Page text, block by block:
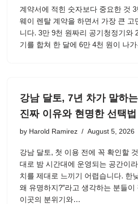
계약서에 적힌 숫자보다 중요한 것
웨이 렌탈 계약을 하면서 가장 큰 고
니다. 3만 9천 원짜리 공기청정기와
기를 합쳐 한 달에 6만 4천 원이 나
강남 달토, 7년 차가 말하
진짜 이유와 현명한 선택법
by Harold Ramirez August 5, 2026
강남 달토, 첫 이용 전에 꼭 확인할
대로 밤 시간대에 운영되는 공간이
치를 제대로 느끼기 어렵습니다. 한
왜 유명하지?”라고 생각하는 분들이
이곳의 분위기와…